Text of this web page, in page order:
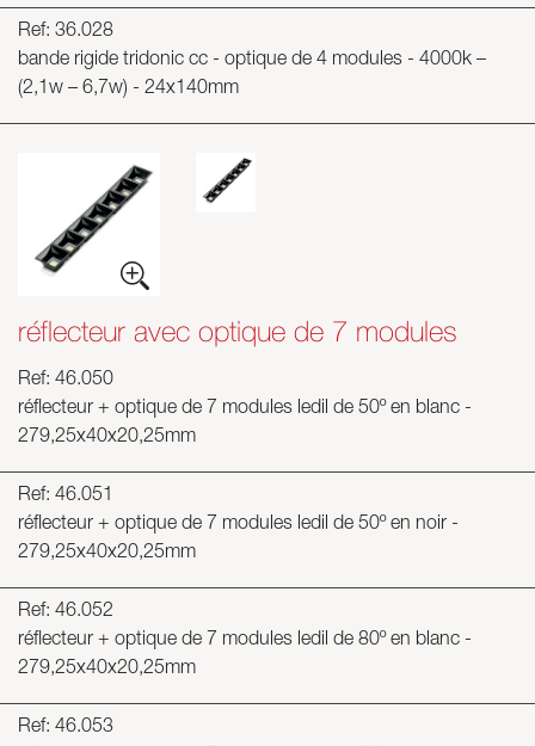
Ref: 36.028
bande rigide tridonic cc - optique de 4 modules - 4000k –
(2,1w – 6,7w) - 24x140mm
réflecteur avec optique de 7 modules
Ref: 46.050
réflecteur + optique de 7 modules ledil de 50º en blanc -
279,25x40x20,25mm
Ref: 46.051
réflecteur + optique de 7 modules ledil de 50º en noir -
279,25x40x20,25mm
Ref: 46.052
réflecteur + optique de 7 modules ledil de 80º en blanc -
279,25x40x20,25mm
Ref: 46.053